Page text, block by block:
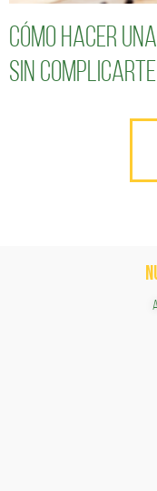
Cómo hacer
sin